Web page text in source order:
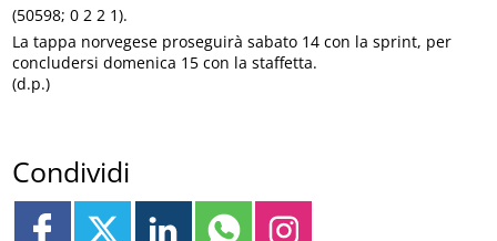
(50598; 0 2 2 1).
La tappa norvegese proseguirà sabato 14 con la sprint, per
concludersi domenica 15 con la staffetta.
(d.p.)
Condividi